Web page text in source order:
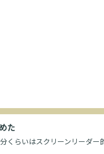
た
くらいはスクリーンリーダ